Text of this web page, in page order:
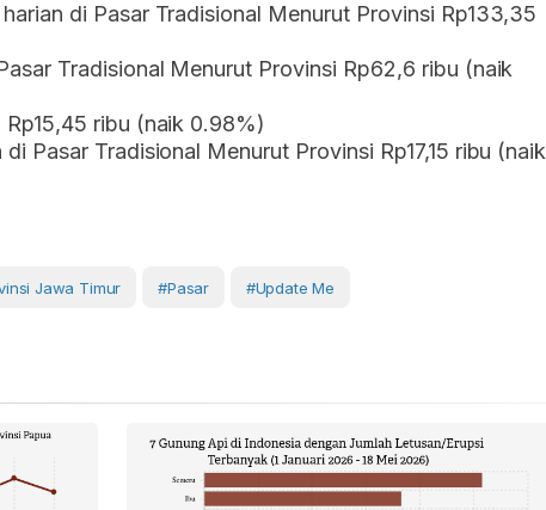
di Pasar Tradisional Menurut Provinsi Rp133,35
Tradisional Menurut Provinsi Rp62,6 ribu (naik
ribu (naik 0.98%)
Pasar Tradisional Menurut Provinsi Rp17,15 ribu (naik
Jawa Timur #Pasar #Update Me